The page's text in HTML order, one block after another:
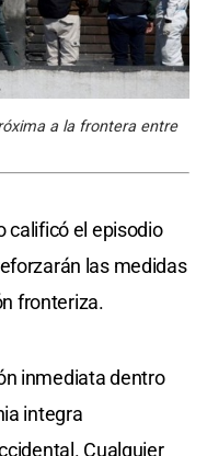
a la frontera entre
calificó el episodio
las medidas
fronteriza.
inmediata dentro
integra
Cualquier